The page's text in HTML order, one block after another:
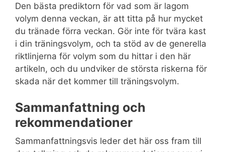
Den bästa prediktorn för vad som är lagom
volym denna veckan, är att titta på hur mycket
du tränade förra veckan. Gör inte för tvära kast
i din träningsvolym, och ta stöd av de generella
riktlinjerna för volym som du hittar i den här
artikeln, och du undviker de största riskerna för
skada när det kommer till träningsvolym.
Sammanfattning och
rekommendationer
Sammanfattningsvis leder det här oss fram till